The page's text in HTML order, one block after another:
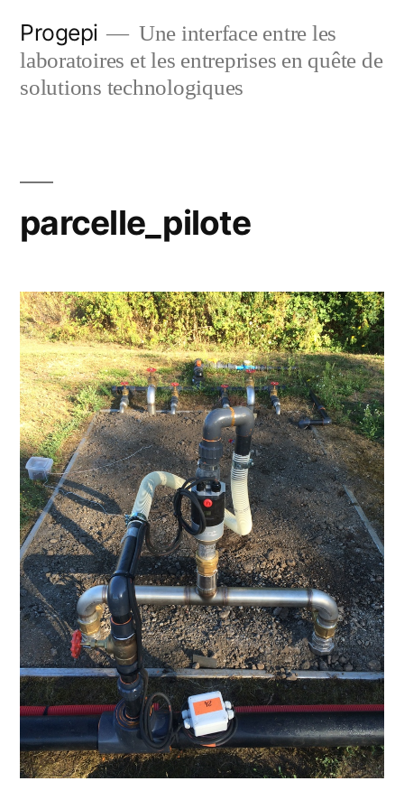
content
Progepi
Une interface entre les
laboratoires et les entreprises en quête de
solutions technologiques
parcelle_pilote